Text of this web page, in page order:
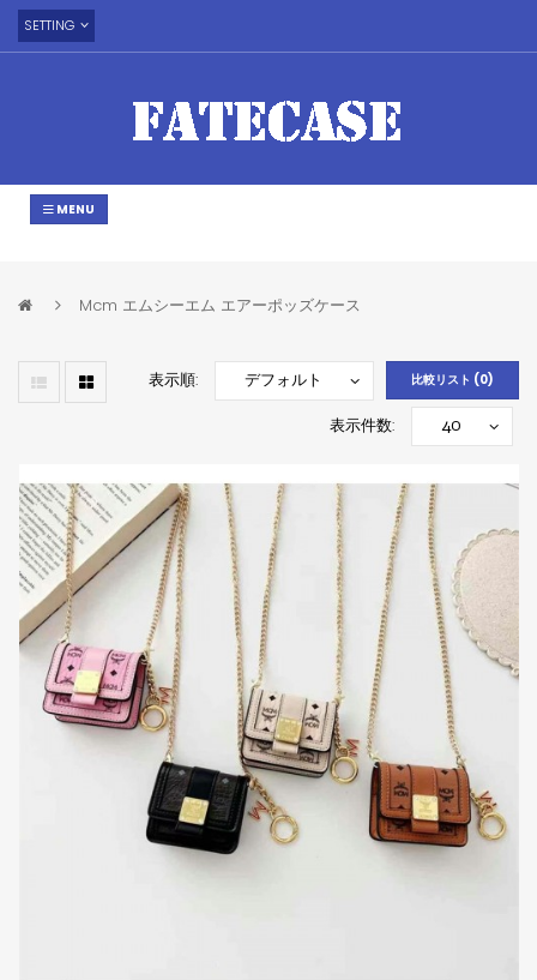
SETTING
MENU
Mcm エムシーエム エアーポッズケース
比較リスト (0)
表示順:
表示件数: